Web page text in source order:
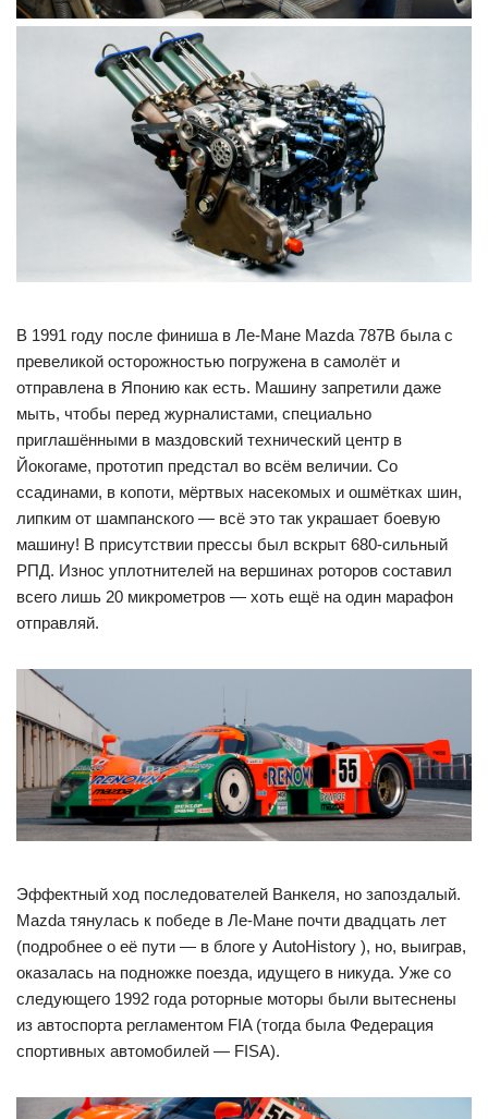
В 1991 году после финиша в Ле-Мане Mazda 787B была с
превеликой осторожностью погружена в самолёт и
отправлена в Японию как есть. Машину запретили даже
мыть, чтобы перед журналистами, специально
приглашёнными в маздовский технический центр в
Йокогаме, прототип предстал во всём величии. Со
ссадинами, в копоти, мёртвых насекомых и ошмётках шин,
липким от шампанского — всё это так украшает боевую
машину! В присутствии прессы был вскрыт 680-сильный
РПД. Износ уплотнителей на вершинах роторов составил
всего лишь 20 микрометров — хоть ещё на один марафон
отправляй.
Эффектный ход последователей Ванкеля, но запоздалый.
Mazda тянулась к победе в Ле-Мане почти двадцать лет
(подробнее о её пути — в блоге у AutoHistory ), но, выиграв,
оказалась на подножке поезда, идущего в никуда. Уже со
следующего 1992 года роторные моторы были вытеснены
из автоспорта регламентом FIA (тогда была Федерация
спортивных автомобилей — FISA).